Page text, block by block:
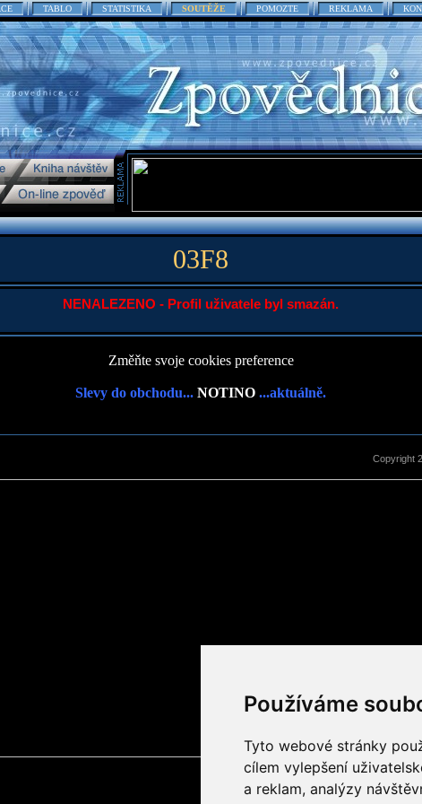
Používáme
Tyto webové stránky
cílem vylepšení
a reklam, analýzy
TABLO STATISTIKA SOUTĚŽE POMOZTE REKLAMA
03F8
NENALEZENO - Profil uživatele byl smazán.
Změňte svoje cookies preference
Slevy do obchodu... NOTINO ...aktuálně.
Copyright